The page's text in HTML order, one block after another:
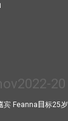
宾 Feanna目标25岁